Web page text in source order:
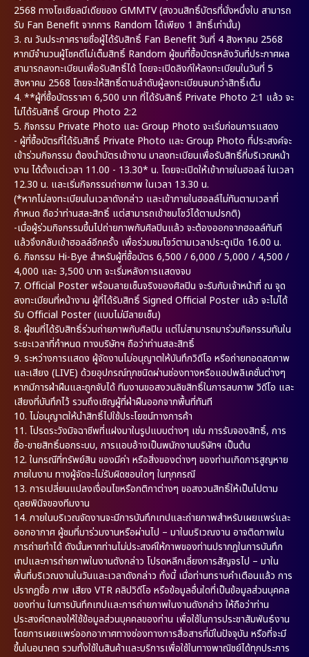
2568 ทางโซเชียลมีเดียของ GMMTV (สงวนสิทธิ์บัตรที่นั่งหนึ่งใบ สามารถ
รับ Fan Benefit จากการ Random ได้เพียง 1 สิทธิ์เท่านั้น)
3. ณ วันประกาศรายชื่อผู้ได้รับสิทธิ์ Fan Benefit วันที่ 4 สิงหาคม 2568
หากมีจำนวนผู้โชคดีไม่เต็มสิทธิ์ Random ผู้ชมที่ซื้อบัตรหลังวันที่ประกาศผล
สามารถลงทะเบียนเพื่อรับสิทธิ์ได้ โดยจะเปิดลิงก์ให้ลงทะเบียนในวันที่ 5
สิงหาคม 2568 โดยจะให้สิทธิ์ตามลำดับผู้ลงทะเบียนจนกว่าสิทธิ์เต็ม
4. **ผู้ที่ซื้อบัตรราคา 6,500 บาท ที่ได้รับสิทธิ์ Private Photo 2:1 แล้ว จะ
ไม่ได้รับสิทธิ์ Group Photo 2:2
5. กิจกรรม Private Photo และ Group Photo จะเริ่มก่อนการแสดง
- ผู้ที่ซื้อบัตรที่ได้รับสิทธิ์ Private Photo และ Group Photo ที่ประสงค์จะ
เข้าร่วมกิจกรรม ต้องนำบัตรเข้างาน มาลงทะเบียนเพื่อรับสิทธิ์ที่บริเวณหน้า
งาน ได้ตั้งแต่เวลา 11.00 - 13.30* น. โดยจะเปิดให้เข้าภายในฮอลล์ ในเวลา
12.30 น. และเริ่มกิจกรรมถ่ายภาพ ในเวลา 13.30 น.
(*หากไม่ลงทะเบียนในเวลาดังกล่าว และเข้าภายในฮอลล์ไม่ทันตามเวลาที่
กำหนด ถือว่าท่านสละสิทธิ์ แต่สามารถเข้าชมโชว์ได้ตามปรกติ)
-เมื่อผู้ร่วมกิจกรรมขึ้นไปถ่ายภาพกับศิลปินแล้ว จะต้องออกจากฮอลล์ทันที
แล้วจึงกลับเข้าฮอลล์อีกครั้ง เพื่อร่วมชมโชว์ตามเวลาประตูเปิด 16.00 น.
6. กิจกรรม Hi-Bye สำหรับผู้ที่ซื้อบัตร 6,500 / 6,000 / 5,000 / 4,500 /
4,000 และ 3,500 บาท จะเริ่มหลังการแสดงจบ
7. Official Poster พร้อมลายเซ็นจริงของศิลปิน จะรับกับเจ้าหน้าที่ ณ จุด
ลงทะเบียนที่หน้างาน ผู้ที่ได้รับสิทธิ์ Signed Official Poster แล้ว จะไม่ได้
รับ Official Poster (แบบไม่มีลายเซ็น)
8. ผู้ชมที่ได้รับสิทธิ์ร่วมถ่ายภาพกับศิลปิน แต่ไม่สามารถมาร่วมกิจกรรมทันใน
ระยะเวลาที่กำหนด ทางบริษัทฯ ถือว่าท่านสละสิทธิ์
9. ระหว่างการแสดง ผู้จัดงานไม่อนุญาตให้บันทึกวิดีโอ หรือถ่ายทอดสดภาพ
และเสียง (LIVE) ด้วยอุปกรณ์ทุกชนิดผ่านช่องทางหรือแอปพลิเคชั่นต่างๆ
หากมีการฝ่าฝืนและถูกจับได้ ทีมงานขอสงวนลิขสิทธิ์ในการลบภาพ วิดีโอ และ
เสียงที่บันทึกไว้ รวมถึงเชิญผู้ที่ฝ่าฝืนออกจากพื้นที่ทันที
10. ไม่อนุญาตให้นำสิทธิ์ไปใช้ประโยชน์ทางการค้า
11. โปรดระวังมิจฉาชีพที่แฝงมาในรูปแบบต่างๆ เช่น การรับจองสิทธิ์, การ
ซื้อ-ขายสิทธิ์นอกระบบ, การแอบอ้างเป็นพนักงานบริษัทฯ เป็นต้น
12. ในกรณีที่ทรัพย์สิน ของมีค่า หรือสิ่งของต่างๆ ของท่านเกิดการสูญหาย
ภายในงาน ทางผู้จัดจะไม่รับผิดชอบใดๆ ในทุกกรณี
13. การเปลี่ยนแปลงเงื่อนไขหรือกติกาต่างๆ ขอสงวนสิทธิ์ให้เป็นไปตาม
ดุลยพินิจของทีมงาน
14. ภายในบริเวณจัดงานจะมีการบันทึกเทปและถ่ายภาพสำหรับเผยแพร่และ
ออกอากาศ ผู้ชมที่มาร่วมงานหรือผ่านไป – มาในบริเวณงาน อาจติดภาพใน
การถ่ายทำได้ ดังนั้นหากท่านไม่ประสงค์ให้ภาพของท่านปรากฏในการบันทึก
เทปและการถ่ายภาพในงานดังกล่าว โปรดหลีกเลี่ยงการสัญจรไป – มาใน
พื้นที่บริเวณงานในวันและเวลาดังกล่าว ทั้งนี้ เมื่อท่านทราบคำเตือนแล้ว การ
ปรากฏชื่อ ภาพ เสียง VTR คลิปวิดีโอ หรือข้อมูลอื่นใดที่เป็นข้อมูลส่วนบุคคล
ของท่าน ในการบันทึกเทปและการถ่ายภาพในงานดังกล่าว ให้ถือว่าท่าน
ประสงค์ตกลงให้ใช้ข้อมูลส่วนบุคคลของท่าน เพื่อใช้ในการประชาสัมพันธ์งาน
โดยการเผยแพร่ออกอากาศทางช่องทางการสื่อสารที่มีในปัจจุบัน หรือที่จะมี
ขึ้นในอนาคต รวมทั้งใช้ในสินค้าและบริการเพื่อใช้ในทางพาณิชย์ได้ทุกประการ